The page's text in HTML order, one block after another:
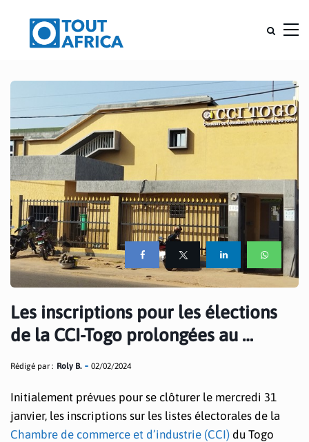
Les inscriptions pour les élections
de la CCI-Togo prolongées au …
Rédigé par : Roly B. 02/02/2024
Initialement prévues pour se clôturer le mercredi 31
janvier, les inscriptions sur les listes électorales de la
Chambre de commerce et d’industrie (CCI) du Togo